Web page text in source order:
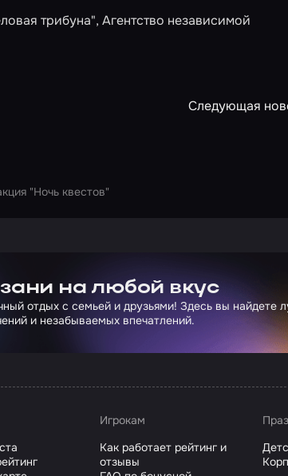
трибуна", Агентство независимой
Следующая
"Ночь квестов"
на любой вкус
отдых с семьей и друзьями! Здесь вы найдете
и незабываемых впечатлений.
Игрокам
Как работает рейтинг и
отзывы